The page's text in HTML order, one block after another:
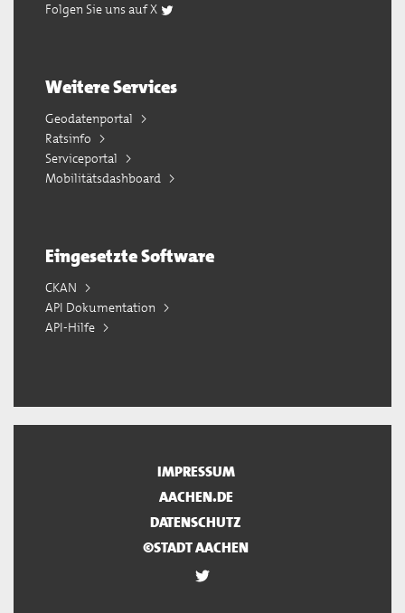
Folgen Sie uns auf X
Weitere Services
Geodatenportal
Ratsinfo
Serviceportal
Mobilitätsdashboard
Eingesetzte Software
CKAN
API Dokumentation
API-Hilfe
IMPRESSUM
AACHEN.DE
DATENSCHUTZ
©STADT AACHEN